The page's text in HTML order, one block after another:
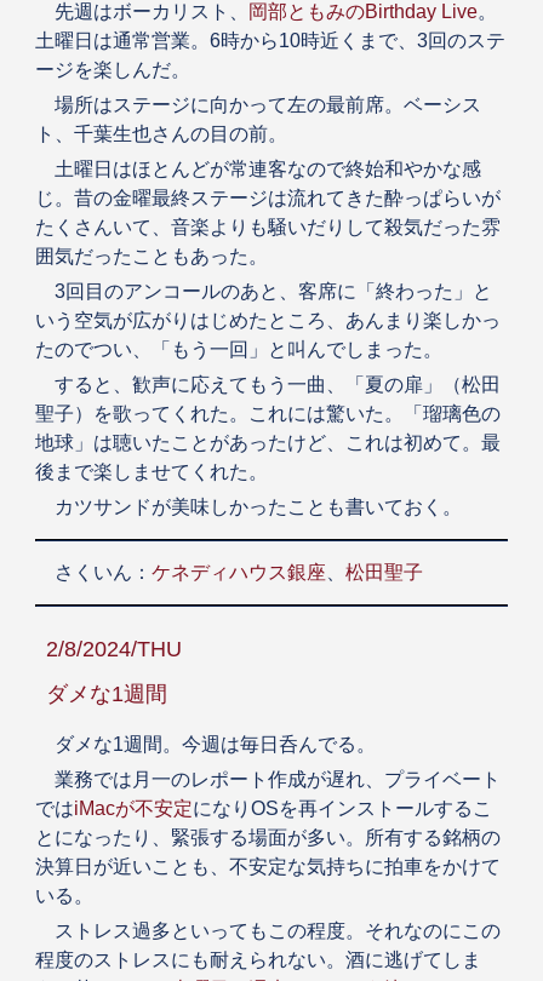
先週はボーカリスト、
岡部ともみのBirthday Live。
土曜日は通常営業。6時から10時近くまで、3回のステ
ージを楽しんだ。
場所はステージに向かって左の最前席。ベーシス
ト、千葉生也さんの目の前。
土曜日はほとんどが常連客なので終始和やかな感
じ。昔の金曜最終ステージは流れてきた酔っぱらいが
たくさんいて、音楽よりも騒いだりして殺気だった雰
囲気だったこともあった。
3回目のアンコールのあと、客席に「終わった」と
いう空気が広がりはじめたところ、あんまり楽しかっ
たのでつい、「もう一回」と叫んでしまった。
すると、歓声に応えてもう一曲、「夏の扉」（松田
聖子）を歌ってくれた。これには驚いた。「瑠璃色の
地球」は聴いたことがあったけど、これは初めて。最
後まで楽しませてくれた。
カツサンドが美味しかったことも書いておく。
さくいん： ケネディハウス銀座、 松田聖子
2/8/2024/THU
ダメな1週間
ダメな1週間。今週は毎日呑んでる。
業務では月一のレポート作成が遅れ、プライベート
ではiMacが不安定になりOSを再インストールするこ
とになったり、緊張する場面が多い。所有する銘柄の
決算日が近いことも、不安定な気持ちに拍車をかけて
いる。
ストレス過多といってもこの程度。それなのにこの
程度のストレスにも耐えられない。酒に逃げてしま